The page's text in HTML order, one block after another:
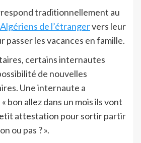
traditionnellement au
Algériens de l’étrangervers leur
passer les vacances en famille.
certains internautes
de nouvelles
Une internaute a
bon allez dans un mois ils vont
attestation pour sortir partir
ou pas ? ».